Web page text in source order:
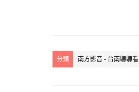
分類 南方影音 - 台南聽聽看